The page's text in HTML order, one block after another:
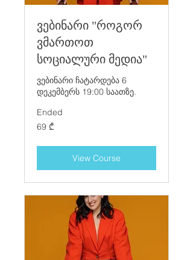
ვებინარი "როგორ
ვმართოთ
სოციალური მედია"
ვებინარი ჩატარდება 6
დეკემბერს 19:00 საათზე.
Ended
69
ქართული
69 ₾
View Course